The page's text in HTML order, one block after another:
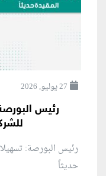
27 يوليو, 2026
رئيس
رئيس البورصة:
حديثاً